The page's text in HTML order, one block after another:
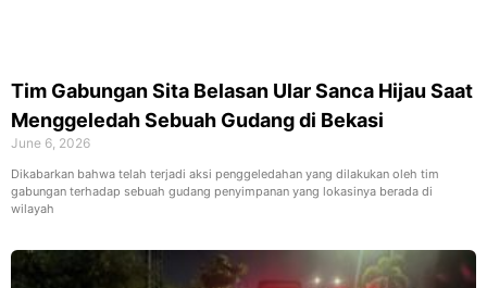
Tim Gabungan Sita Belasan Ular Sanca Hijau Saat
Menggeledah Sebuah Gudang di Bekasi
June 6, 2026
Dikabarkan bahwa telah terjadi aksi penggeledahan yang dilakukan oleh tim
gabungan terhadap sebuah gudang penyimpanan yang lokasinya berada di
wilayah